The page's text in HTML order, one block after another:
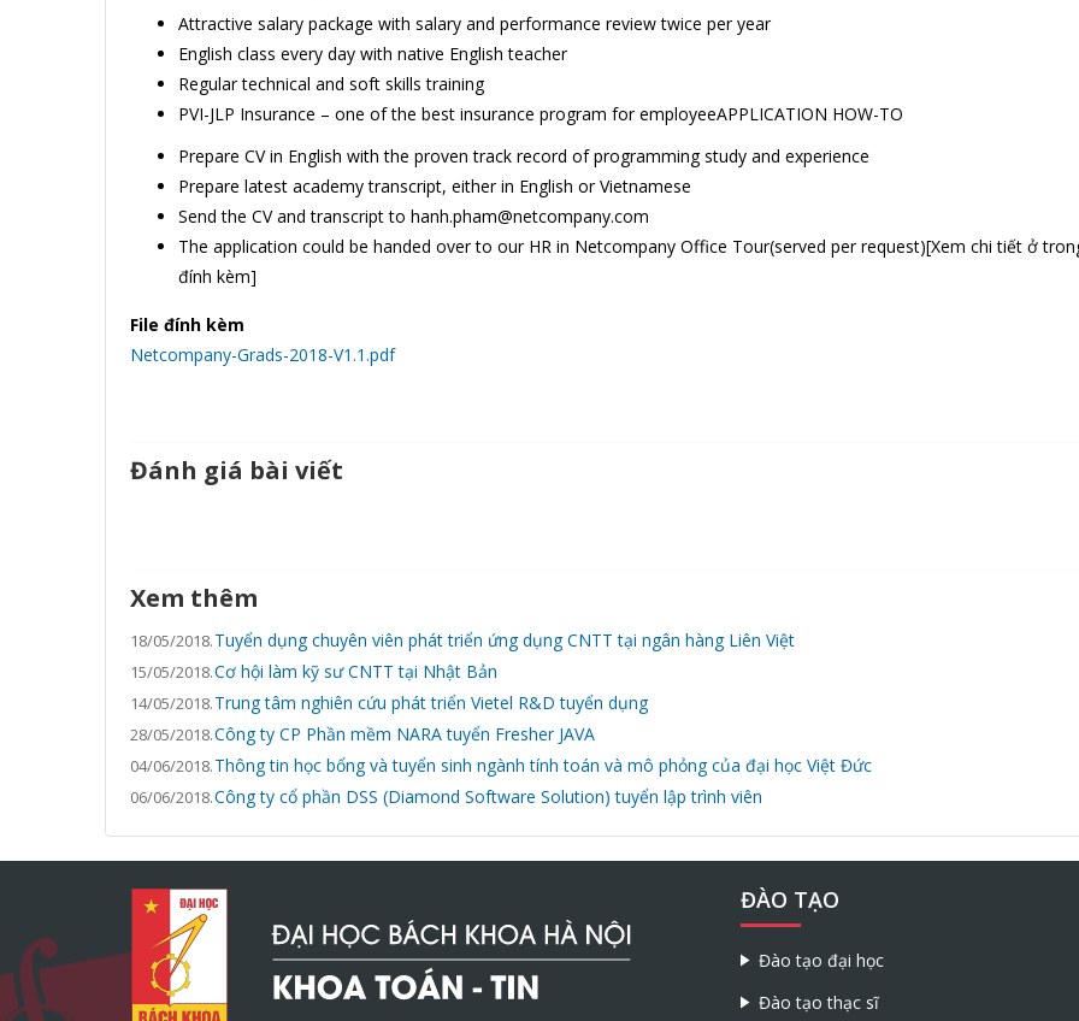
Attractive salary package with salary and performance review twice per year
English class every day with native English teacher
Regular technical and soft skills training
PVI-JLP Insurance – one of the best insurance program for employeeAPPLICATION HOW-TO
Prepare CV in English with the proven track record of programming study and experience
Prepare latest academy transcript, either in English or Vietnamese
Send the CV and transcript to hanh.pham@netcompany.com
The application could be handed over to our HR in Netcompany Office Tour(served per request)[Xem chi tiết ở
đính kèm]
File đính kèm
Netcompany-Grads-2018-V1.1.pdf
Đánh giá bài viết
Xem thêm
18/05/2018.Tuyển dụng chuyên viên phát triển ứng dụng CNTT tại ngân hàng Liên Việt
15/05/2018.Cơ hội làm kỹ sư CNTT tại Nhật Bản
14/05/2018.Trung tâm nghiên cứu phát triển Vietel R&D tuyển dụng
28/05/2018.Công ty CP Phần mềm NARA tuyển Fresher JAVA
04/06/2018.Thông tin học bổng và tuyển sinh ngành tính toán và mô phỏng của đại học Việt Đức
06/06/2018.Công ty cổ phần DSS (Diamond Software Solution) tuyển lập trình viên
ĐÀO TẠO
Đào tạo đại học
Đào tạo thạc sĩ